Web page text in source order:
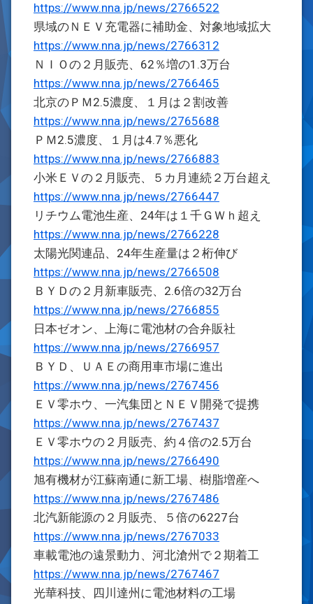
https://www.nna.jp/news/2766522
県域のＮＥＶ充電器に補助金、対象地域拡大
https://www.nna.jp/news/2766312
ＮＩＯの２月販売、62％増の1.3万台
https://www.nna.jp/news/2766465
北京のＰＭ2.5濃度、１月は２割改善
https://www.nna.jp/news/2765688
ＰＭ2.5濃度、１月は4.7％悪化
https://www.nna.jp/news/2766883
小米ＥＶの２月販売、５カ月連続２万台超え
https://www.nna.jp/news/2766447
リチウム電池生産、24年は１千ＧＷｈ超え
https://www.nna.jp/news/2766228
太陽光関連品、24年生産量は２桁伸び
https://www.nna.jp/news/2766508
ＢＹＤの２月新車販売、2.6倍の32万台
https://www.nna.jp/news/2766855
日本ゼオン、上海に電池材の合弁販社
https://www.nna.jp/news/2766957
ＢＹＤ、ＵＡＥの商用車市場に進出
https://www.nna.jp/news/2767456
ＥＶ零ホウ、一汽集団とＮＥＶ開発で提携
https://www.nna.jp/news/2767437
ＥＶ零ホウの２月販売、約４倍の2.5万台
https://www.nna.jp/news/2766490
旭有機材が江蘇南通に新工場、樹脂増産へ
https://www.nna.jp/news/2767486
北汽新能源の２月販売、５倍の6227台
https://www.nna.jp/news/2767033
車載電池の遠景動力、河北滄州で２期着工
https://www.nna.jp/news/2767467
光華科技、四川達州に電池材料の工場